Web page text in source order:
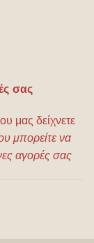
σας
μας δείχνετε
μπορείτε να
αγορές σας